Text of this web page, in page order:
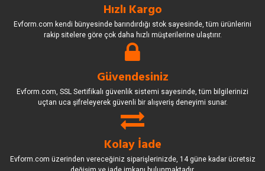
Hızlı Kargo
Evform.com kendi bünyesinde barındırdığı stok sayesinde, tüm ürünlerini
rakip sitelere göre çok daha hızlı müşterilerine ulaştırır.
Güvendesiniz
Evform.com, SSL Sertifikalı güvenlik sistemi sayesinde, tüm bilgilerinizi
uçtan uca şifreleyerek güvenli bir alışveriş deneyimi sunar.
Kolay İade
Evform.com üzerinden vereceğiniz siparişlerinizde, 14 güne kadar ücretsiz